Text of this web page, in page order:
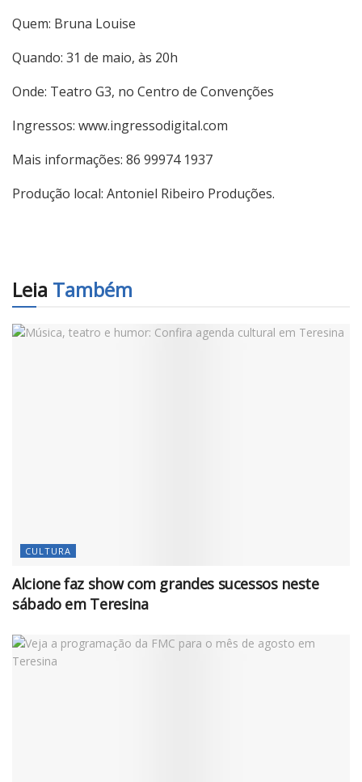
Quem: Bruna Louise
Quando: 31 de maio, às 20h
Onde: Teatro G3, no Centro de Convenções
Ingressos: www.ingressodigital.com
Mais informações: 86 99974 1937
Produção local: Antoniel Ribeiro Produções.
Leia Também
CULTURA
Alcione faz show com grandes sucessos neste
sábado em Teresina